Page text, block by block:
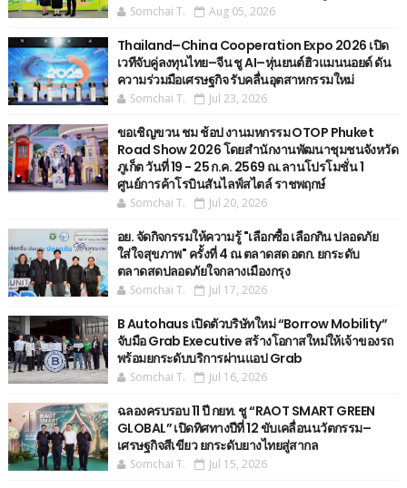
Somchai T. Aug 05, 2026
Thailand–China Cooperation Expo 2026 เปิด
เวทีจับคู่ลงทุนไทย–จีน ชู AI–หุ่นยนต์ฮิวแมนนอยด์ ดัน
ความร่วมมือเศรษฐกิจ รับคลื่นอุตสาหกรรมใหม่
Somchai T. Jul 23, 2026
ขอเชิญขวน ชม ช้อป งานมหกรรม OTOP Phuket
Road Show 2026 โดยสำนักงานพัฒนาชุมชนจังหวัด
ภูเก็ต วันที่ 19 - 25 ก.ค. 2569 ณ.ลานโปรโมชั่น 1
ศูนย์การค้าโรบินสันไลฟ์สไตล์ ราชพฤกษ์
Somchai T. Jul 20, 2026
อย. จัดกิจกรรมให้ความรู้ "เลือกซื้อ เลือกกิน ปลอดภัย
ใส่ใจสุขภาพ" ครั้งที่ 4 ณ ตลาดสด อตก. ยกระดับ
ตลาดสดปลอดภัยใจกลางเมืองกรุง
Somchai T. Jul 17, 2026
B Autohaus เปิดตัวบริษัทใหม่ “Borrow Mobility”
จับมือ Grab Executive สร้างโอกาสใหม่ให้เจ้าของรถ
พร้อมยกระดับบริการผ่านแอป Grab
Somchai T. Jul 16, 2026
ฉลองครบรอบ 11 ปี กยท. ชู “RAOT SMART GREEN
GLOBAL” เปิดทิศทางปีที่ 12 ขับเคลื่อนนวัตกรรม–
เศรษฐกิจสีเขียว ยกระดับยางไทยสู่สากล
Somchai T. Jul 15, 2026